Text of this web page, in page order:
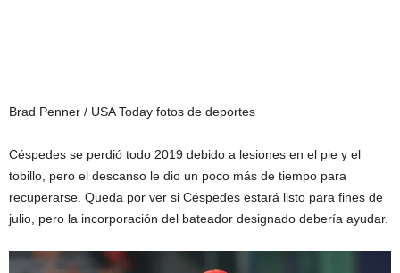
Brad Penner / USA Today fotos de deportes
Céspedes se perdió todo 2019 debido a lesiones en el pie y el
tobillo, pero el descanso le dio un poco más de tiempo para
recuperarse. Queda por ver si Céspedes estará listo para fines de
julio, pero la incorporación del bateador designado debería ayudar.